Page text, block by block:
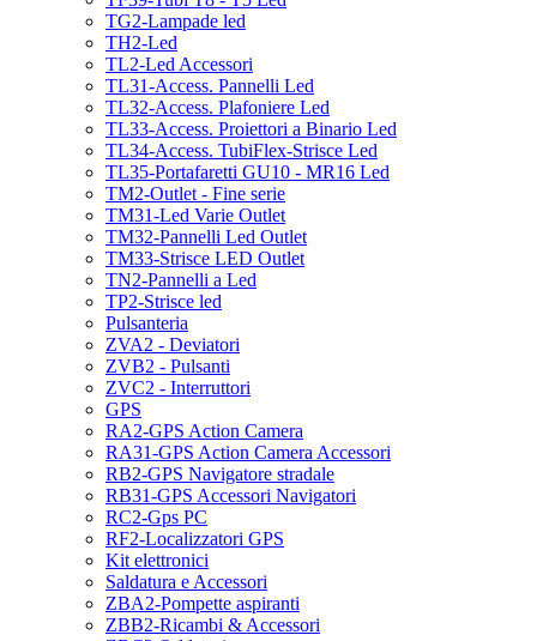
TG2-Lampade led
TH2-Led
TL2-Led Accessori
TL31-Access. Pannelli Led
TL32-Access. Plafoniere Led
TL33-Access. Proiettori a Binario Led
TL34-Access. TubiFlex-Strisce Led
TL35-Portafaretti GU10 - MR16 Led
TM2-Outlet - Fine serie
TM31-Led Varie Outlet
TM32-Pannelli Led Outlet
TM33-Strisce LED Outlet
TN2-Pannelli a Led
TP2-Strisce led
Pulsanteria
ZVA2 - Deviatori
ZVB2 - Pulsanti
ZVC2 - Interruttori
GPS
RA2-GPS Action Camera
RA31-GPS Action Camera Accessori
RB2-GPS Navigatore stradale
RB31-GPS Accessori Navigatori
RC2-Gps PC
RF2-Localizzatori GPS
Kit elettronici
Saldatura e Accessori
ZBA2-Pompette aspiranti
ZBB2-Ricambi & Accessori